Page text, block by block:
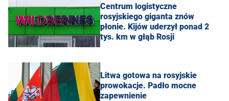
Centrum logistyczne
rosyjskiego giganta znów
płonie. Kijów uderzył ponad 2
tys. km w głąb Rosji
Litwa gotowa na rosyjskie
prowokacje. Padło mocne
zapewnienie